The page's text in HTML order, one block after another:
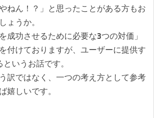
ねん！？」と思ったことがある方もお
ょうか。
成功させるために必要な3つの対価」
付けておりますが、ユーザーに提供す
いうお話です。
訳ではなく、一つの考え方として参考
嬉しいです。